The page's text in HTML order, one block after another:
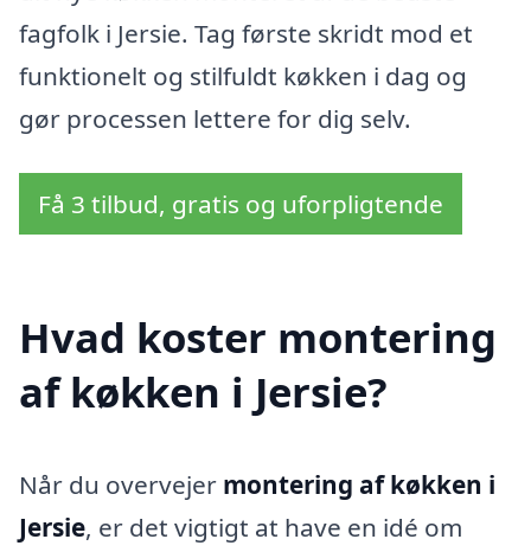
fagfolk i Jersie. Tag første skridt mod et
funktionelt og stilfuldt køkken i dag og
gør processen lettere for dig selv.
Få 3 tilbud, gratis og uforpligtende
Hvad koster montering
af køkken i Jersie?
Når du overvejer montering af køkken i
Jersie, er det vigtigt at have en idé om